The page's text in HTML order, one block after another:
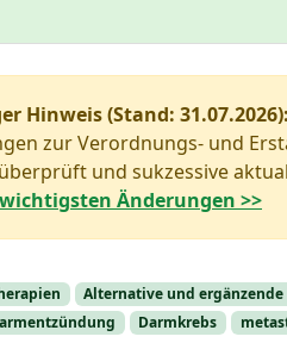
Hinweis (Stand: 31.07.2026):
zur Verordnungs- und
und sukzessive
Änderungen >>
Alternative und
Darmkrebs